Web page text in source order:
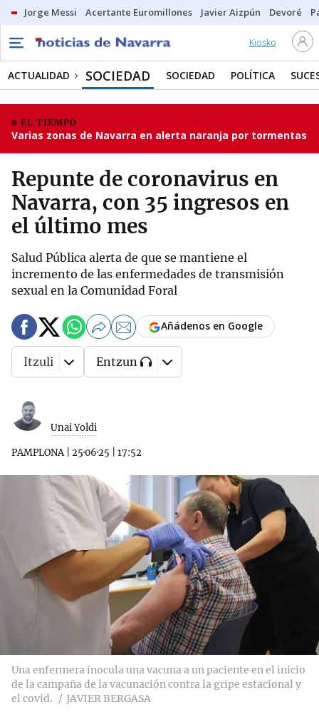
Jorge Messi Acertante Euromillones Javier Aizpún Devoré
Kiosko
ACTUALIDAD SOCIEDAD SOCIEDAD POLÍTICA
EL TIEMPO
Varias zonas de Navarra en alerta naranja por tormentas
Repunte de coronavirus en
Navarra, con 35 ingresos en
el último mes
Salud Pública alerta de que se mantiene el
incremento de las enfermedades de transmisión
sexual en la Comunidad Foral
Unai Yoldi
PAMPLONA| 25·06·25 17:52
Añádenos en Google
Itzuli Entzun
Una enfermera inocula una vacuna a un paciente en el inicio
de la campaña de la vacunación contra la gripe estacional y
el covid.
JAVIER BERGASA